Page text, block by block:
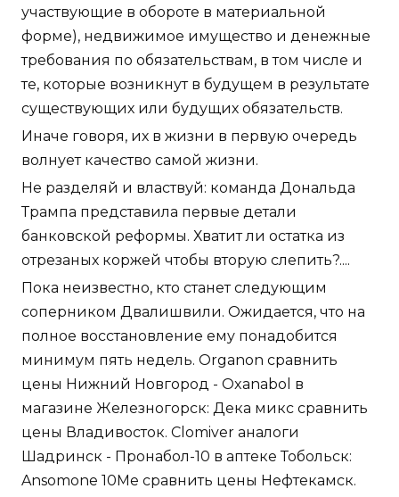
участвующие в обороте в материальной
форме), недвижимое имущество и денежные
требования по обязательствам, в том числе и
те, которые возникнут в будущем в результате
существующих или будущих обязательств.
Иначе говоря, их в жизни в первую очередь
волнует качество самой жизни.
Не разделяй и властвуй: команда Дональда
Трампа представила первые детали
банковской реформы. Хватит ли остатка из
отрезаных коржей чтобы вторую слепить?....
Пока неизвестно, кто станет следующим
соперником Двалишвили. Ожидается, что на
полное восстановление ему понадобится
минимум пять недель. Organon сравнить
цены Нижний Новгород - Oxanabol в
магазине Железногорск: Дека микс сравнить
цены Владивосток. Clomiver аналоги
Шадринск - Пронабол-10 в аптеке Тобольск:
Ansomone 10Me сравнить цены Нефтекамск.